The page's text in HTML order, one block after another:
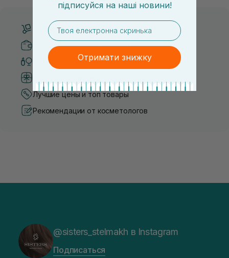
Бесплатная доставка от 3000 UAH
Безопасные способы оплаты
Только оригинальная косметика
Лучшие цены и топ товары
Рекомендации от косметологов
@sisters_stelmakh в Instagram
Подписаться
підписуйся на наші новини!
email
Отримати знижку